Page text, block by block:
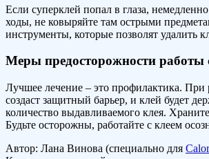
Если суперклей попал в глаза,
ходы, не ковыряйте там острыми
инструменты, которые позволят удалить
Меры предосторожности работы
Лучшее лечение – это профилактика. При
создаст защитный барьер, и клей будет
количество выдавливаемого клея.
Будьте осторожны, работайте с клеем
Автор: Лана Винова (специально для